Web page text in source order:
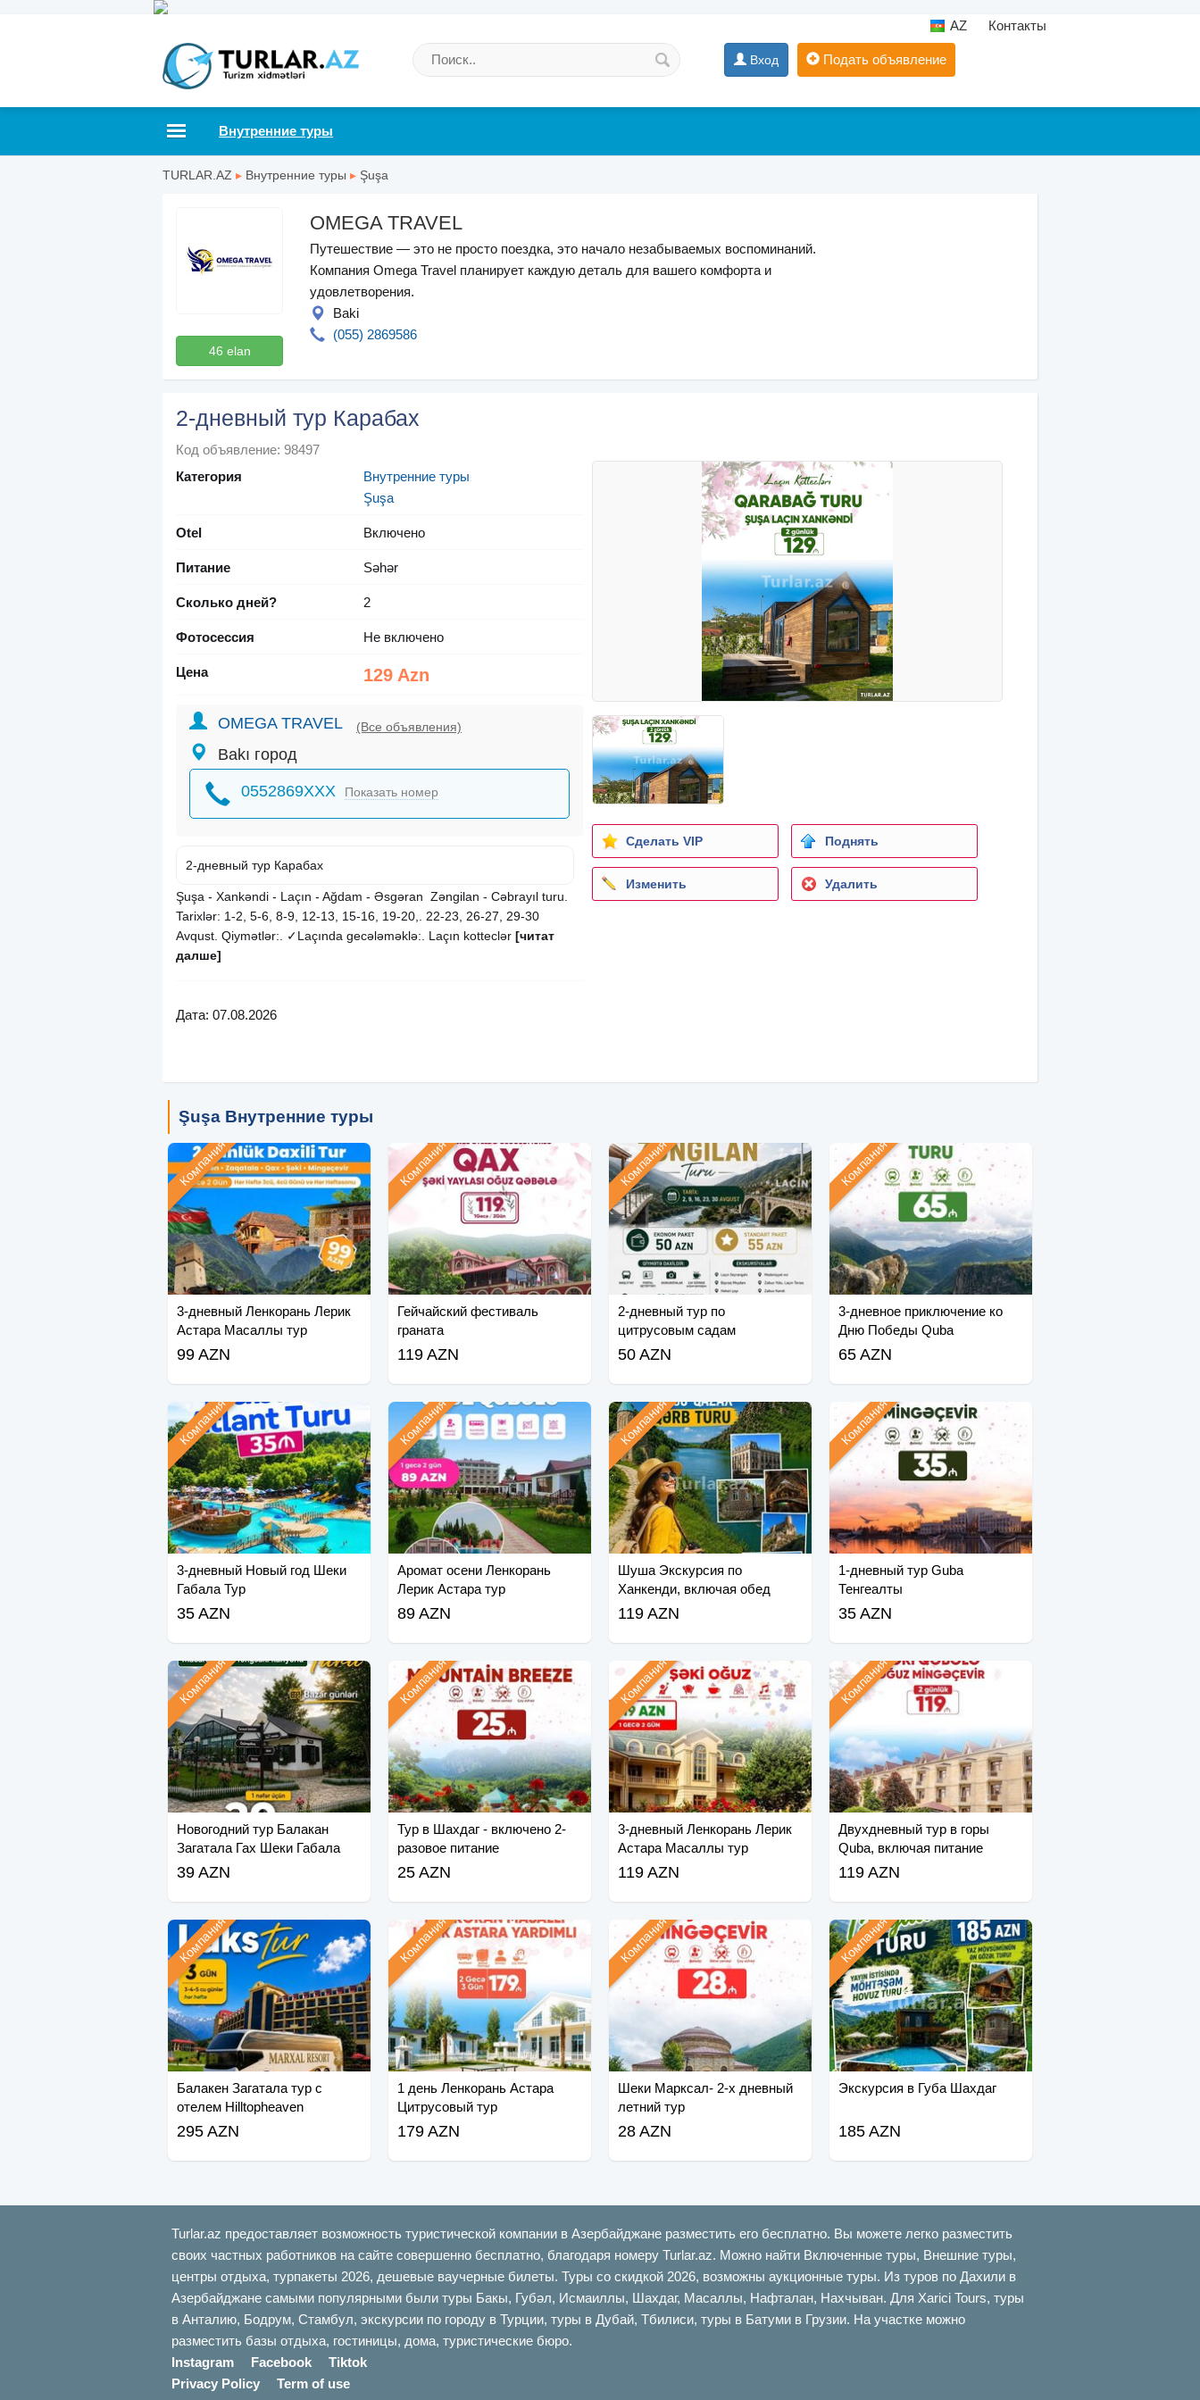
AZ Контакты
Вход Подать объявление
Внутренние туры
TURLAR.AZ ▸ Внутренние туры ▸ Şuşa
46 elan
OMEGA TRAVEL
Путешествие — это не просто поездка, это начало незабываемых воспоминаний.
Компания Omega Travel планирует каждую деталь для вашего комфорта и
удовлетворения.
Baki
(055) 2869586
2-дневный тур Карабах
Код объявление: 98497
Категория
Внутренние туры
Şuşa
Otel Включено
Питание Səhər
Сколько дней? 2
Фотосессия Не включено
Цена 129 Azn
OMEGA TRAVEL (Все объявления)
Bakı город
0552869XXX Показать номер
2-дневный тур Карабах
︎Şuşa ︎- Xankəndi ︎- Laçın ︎- Ağdam ︎- Əsgəran ︎ Zəngilan ︎- Cəbrayıl turu.
Tarixlər: 1-2, 5-6, 8-9, 12-13, 15-16, 19-20,. 22-23, 26-27, 29-30
Avqust. Qiymətlər:. ✓Laçında gecələməklə:. Laçın kotteclər [читат
далше]
Дата: 07.08.2026
Сделать VIP Поднять
Изменить Удалить
Şuşa Внутренние туры
3-дневный Ленкорань Лерик
Астара Масаллы тур
Компания
99 AZN
Гейчайский фестиваль
граната
Компания
119 AZN
2-дневный тур по
цитрусовым садам
Ленкорань Астара
Компания
50 AZN
3-дневное приключение ко
Дню Победы Quba
Компания
65 AZN
3-дневный Новый год Шеки
Габала Тур
Компания
35 AZN
Аромат осени Ленкорань
Лерик Астара тур
Компания
89 AZN
Шуша Экскурсия по
Ханкенди, включая обед
Компания
119 AZN
1-дневный тур Guba
Тенгеалты
Компания
35 AZN
Новогодний тур Балакан
Загатала Гах Шеки Габала
Компания
39 AZN
Тур в Шахдаг - включено 2-
разовое питание
Компания
25 AZN
3-дневный Ленкорань Лерик
Астара Масаллы тур
Компания
119 AZN
Двухдневный тур в горы
Quba, включая питание
Компания
119 AZN
Балакен Загатала тур с
отелем Hilltopheaven
Компания
295 AZN
1 день Ленкорань Астара
Цитрусовый тур
Компания
179 AZN
Шеки Марксал- 2-х дневный
летний тур
Компания
28 AZN
Экскурсия в Губа Шахдаг
Компания
185 AZN
Turlar.az предоставляет возможность туристической компании в Азербайджане разместить его бесплатно. Вы можете легко разместить
своих частных работников на сайте совершенно бесплатно, благодаря номеру Turlar.az. Можно найти Включенные туры, Внешние туры,
центры отдыха, турпакеты 2026, дешевые ваучерные билеты. Туры со скидкой 2026, возможны аукционные туры. Из туров по Дахили в
Азербайджане самыми популярными были туры Бакы, Губəл, Исмаиллы, Шахдаг, Масаллы, Нафталан, Нахчыван. Для Xarici Tours, туры
в Анталию, Бодрум, Стамбул, экскурсии по городу в Турции, туры в Дубай, Тбилиси, туры в Батуми в Грузии. На участке можно
разместить базы отдыха, гостиницы, дома, туристические бюро.
Instagram
Facebook
Tiktok
Privacy Policy
Term of use